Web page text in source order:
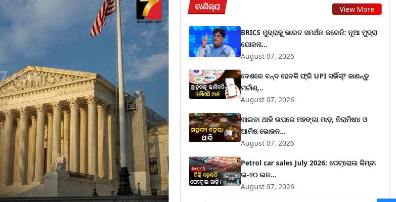
ବାଣିଜ୍ୟ View More
BRICS ମୁଦ୍ରାକୁ ଭାରତ ସମର୍ଥନ କରେନି: ନୂଆ ମୁଦ୍ରା
ଯୋଜନା...
August 07, 2026
ଦେଶରେ ବନ୍ଦ ହେବକି ଫ୍ରି UPI ସର୍ଭିସ୍? ଜାଣନ୍ତୁ
ମର୍ଚାଣ୍...
August 07, 2026
ଖାଇବା ଥାଳି ଉପରେ ମହଙ୍ଗା ମାଡ଼, ନିରାମିଷ୪ ଓ
ଆମିଷ ଭୋଜନ...
August 07, 2026
Petrol car sales July 2026: ପେଟ୍ରୋଲ କିମ୍ବା
ଇ-୨୦ ଇନ...
August 07, 2026